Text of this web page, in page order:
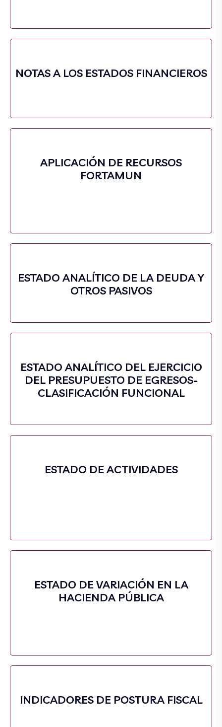
NOTAS A LOS ESTADOS FINANCIEROS
APLICACIÓN DE RECURSOS
FORTAMUN
ESTADO ANALÍTICO DE LA DEUDA Y
OTROS PASIVOS
ESTADO ANALÍTICO DEL EJERCICIO
DEL PRESUPUESTO DE EGRESOS-
CLASIFICACIÓN FUNCIONAL
ESTADO DE ACTIVIDADES
ESTADO DE VARIACIÓN EN LA
HACIENDA PÚBLICA
INDICADORES DE POSTURA FISCAL